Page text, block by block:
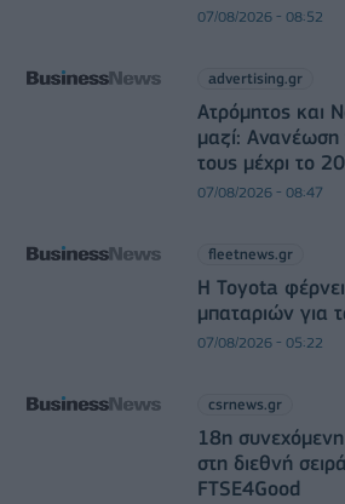
07/08/2026 - 08:52
advertising.gr
Ατρόμητος και
μαζί: Ανανέωση
τους μέχρι το
07/08/2026 - 08:47
fleetnews.gr
Η Toyota
μπαταριών για
07/08/2026 - 05:22
csrnews.gr
18η
στη διεθνή
FTSE4Good